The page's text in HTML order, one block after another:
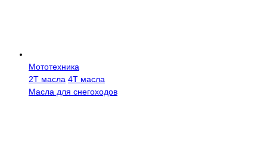
Мототехника
2Т масла 4Т масла
Масла для снегоходов